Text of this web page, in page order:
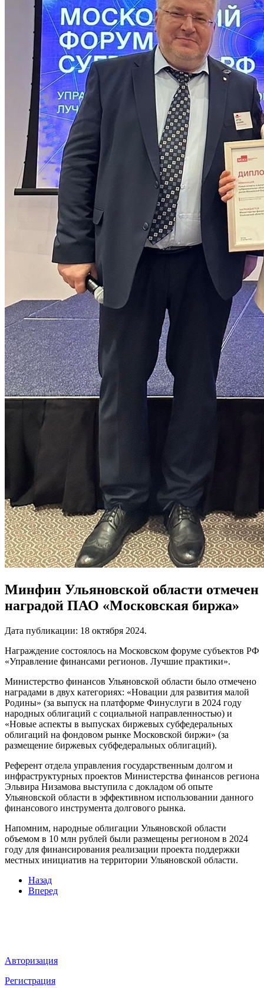
Минфин Ульяновской области отмечен
наградой ПАО «Московская биржа»
Дата публикации: 18 октября 2024.
Награждение состоялось на Московском форуме субъектов РФ
«Управление финансами регионов. Лучшие практики».
Министерство финансов Ульяновской области было отмечено
наградами в двух категориях: «Новации для развития малой
Родины» (за выпуск на платформе Финуслуги в 2024 году
народных облигаций с социальной направленностью) и
«Новые аспекты в выпусках биржевых субфедеральных
облигаций на фондовом рынке Московской биржи» (за
размещение биржевых субфедеральных облигаций).
Референт отдела управления государственным долгом и
инфраструктурных проектов Министерства финансов региона
Эльвира Низамова выступила с докладом об опыте
Ульяновской области в эффективном использовании данного
финансового инструмента долгового рынка.
Напомним, народные облигации Ульяновской области
объемом в 10 млн рублей были размещены регионом в 2024
году для финансирования реализации проекта поддержки
местных инициатив на территории Ульяновской области.
Назад
Вперед
Авторизация
Регистрация